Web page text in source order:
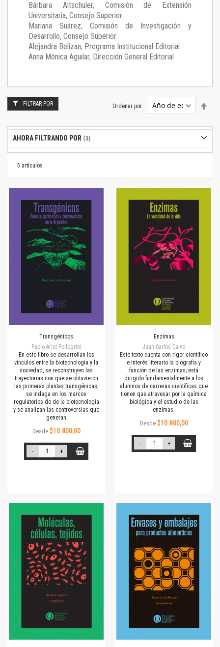
Bárbara Altschuler, Comisión de Extensión
Universitaria, Consejo Superior
Mariana Suárez, Comisión de Investigación y
Desarrollo, Consejo Superior
Alejandra Belizan, Programa Institucional Editorial
Anna Mónica Aguilar, Dirección General Editorial
5 artículos
Ordenar por
Transgénicos
Pablo Ariel Pellegrini
En este libro se desarrollan los
vínculos entre la biotecnología y la
sociedad, se reconstruyen las
trayectorias con que se obtuvieron
las primeras plantas transgénicas,
se indaga en los marcos
regulatorios de de la biotecnología
y se analizan las controversias que
generan
Desde $10.800,00
- +
Enzimas
Juan Carlos Calvo
Este texto cuenta con rigor científico
e interés literario la biografía y
función de las enzimas; está
dirigido fundamentalmente a los
alumnos de carreras científicas que
tienen que atravesar por la química
biológica y el estudio de las
enzimas.
Desde $10.800,00
- +
FILTRAR POR
AHORA FILTRANDO POR